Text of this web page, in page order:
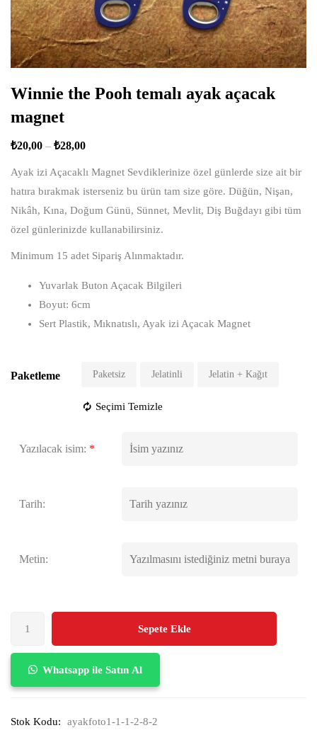
Winnie the Pooh temalı ayak açacak
magnet
₺20,00 – ₺28,00
Ayak izi Açacaklı Magnet Sevdiklerinize özel günlerde size ait bir
hatıra bırakmak isterseniz bu ürün tam size göre. Düğün, Nişan,
Nikâh, Kına, Doğum Günü, Sünnet, Mevlit, Diş Buğdayı gibi tüm
özel günlerinizde kullanabilirsiniz.
Minimum 15 adet Sipariş Alınmaktadır.
Yuvarlak Buton Açacak Bilgileri
Boyut: 6cm
Sert Plastik, Mıknatıslı, Ayak izi Açacak Magnet
Paketleme Paketsiz Jelatinli Jelatin + Kağıt
Seçimi Temizle
Yazılacak isim: *
Tarih:
Metin:
Sepete Ekle
Whatsapp ile Satın Al
Stok Kodu: ayakfoto1-1-1-2-8-2